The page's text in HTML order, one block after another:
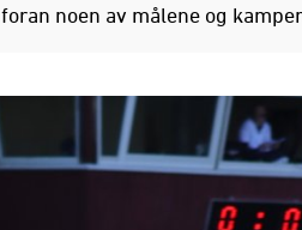
foran noen av målene og